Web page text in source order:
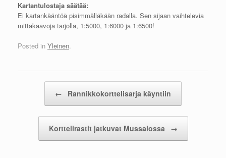
Kartantulostaja säätää:
Ei kartankääntöä pisimmälläkään radalla. Sen sijaan vaihtelevia
mittakaavoja tarjolla, 1:5000, 1:6000 ja 1:6500!
Posted in Yleinen.
← Rannikkokorttelisarja käyntiin
Korttelirastit jatkuvat Mussalossa →